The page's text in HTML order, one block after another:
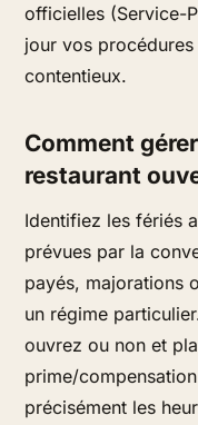
officielles (Service-
jour vos
contentieux.
Comment
restaurant
Identifiez les fériés
prévues par la
payés, majorations
un régime
ouvrez ou non et
prime/
précisément les